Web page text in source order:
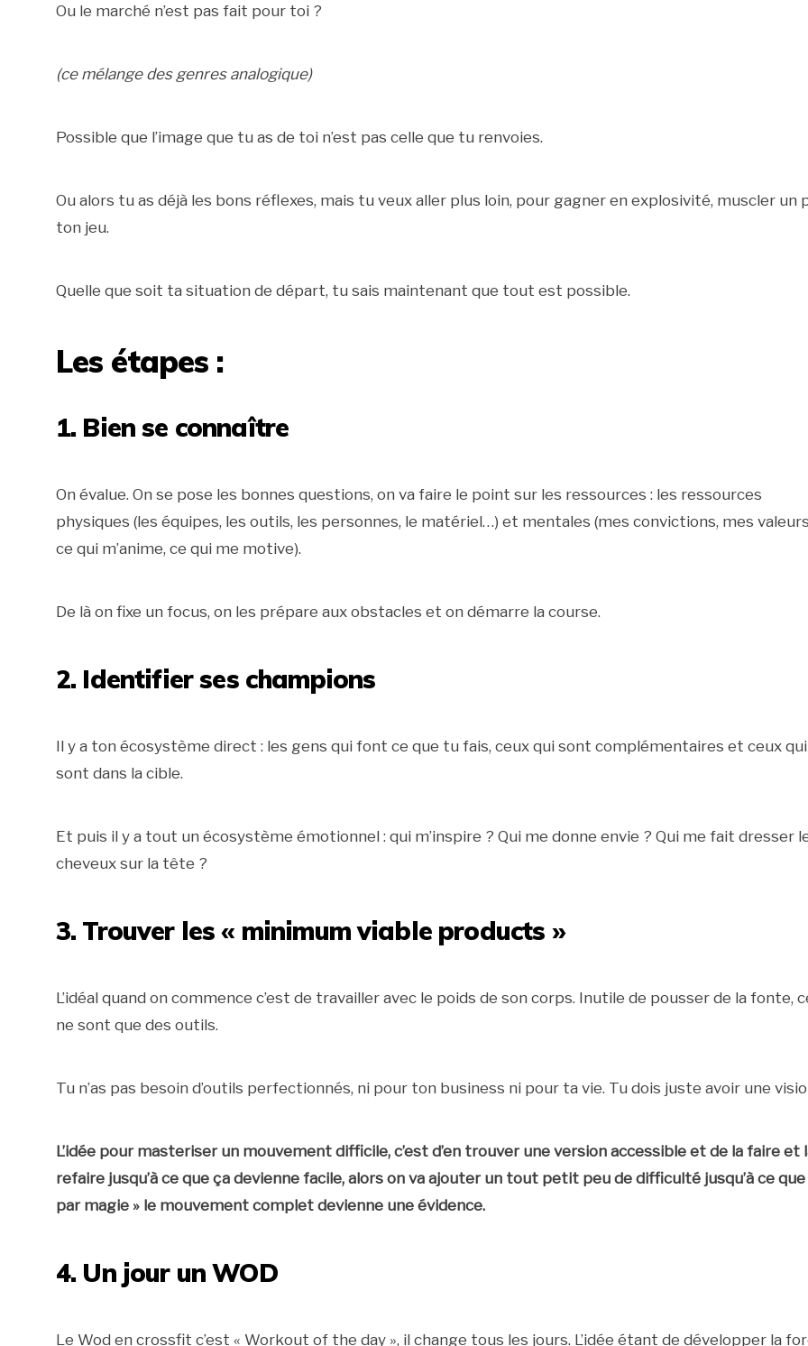
Ou le marché n’est pas fait pour toi ?
(ce mélange des genres analogique)
Possible que l’image que tu as de toi n’est pas celle que tu renvoies.
Ou alors tu as déjà les bons réflexes, mais tu veux aller plus loin, pour gagner en explosivité, muscler un
ton jeu.
Quelle que soit ta situation de départ, tu sais maintenant que tout est possible.
Les étapes :
1. Bien se connaître
On évalue. On se pose les bonnes questions, on va faire le point sur les ressources : les ressources
physiques (les équipes, les outils, les personnes, le matériel…) et mentales (mes convictions, mes
ce qui m’anime, ce qui me motive).
De là on fixe un focus, on les prépare aux obstacles et on démarre la course.
2. Identifier ses champions
Il y a ton écosystème direct : les gens qui font ce que tu fais, ceux qui sont complémentaires et ceux qui
sont dans la cible.
Et puis il y a tout un écosystème émotionnel : qui m’inspire ? Qui me donne envie ? Qui me fait dresser
cheveux sur la tête ?
3. Trouver les « minimum viable products »
L’idéal quand on commence c’est de travailler avec le poids de son corps. Inutile de pousser de la fonte,
ne sont que des outils.
Tu n’as pas besoin d’outils perfectionnés, ni pour ton business ni pour ta vie. Tu dois juste avoir une
L’idée pour masteriser un mouvement difficile, c’est d’en trouver une version accessible et de la faire et
refaire jusqu’à ce que ça devienne facile, alors on va ajouter un tout petit peu de difficulté jusqu’à ce que
par magie » le mouvement complet devienne une évidence.
4. Un jour un WOD
Le Wod en crossfit c’est « Workout of the day », il change tous les jours. L’idée étant de développer la